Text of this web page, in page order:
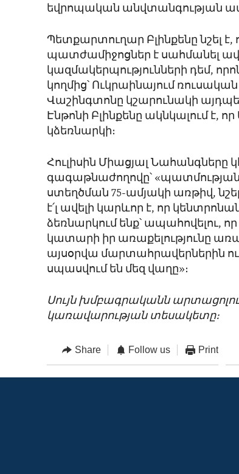
եվրոպական անվտանգության
Պետքարտուղար Բլինքենը նշել
պատժամիջոցներ է սահմանել
կազմակերպությունների դեմ,
կողմից՝ Ուկրաինայում
Վաշինգտոնը կշարունակի
Էնթոնի Բլինքենը ակնկալում է,
կձեռնարկի։
Հուլիսին Միացյալ Նահանգները
գագաթնաժողովը՝
ստեղծման 75-ամյակի առթիվ,
է՛լ ավելի կարևոր է, որ
ձեռնարկում ենք՝ ապահովելու,
կատարի իր առաքելությունը
այսօրվա մարտահրավերներին
սպասվում են մեզ վաղը»։
Սույն խմբագրականն
կառավարության տեսակետը։
Share Follow us Print